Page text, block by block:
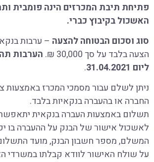
פתיחת תיבת המכרזים הינה פומבית
האשכולבקיבוץ כברי.
סוג וסכום הבטוחהלהצעה – ערבות
הצעה בלבד על סך 30,000 ₪.
הערבות
ליום 31.04.2021
.
ניתן לשלם עבור מסמכי המכרז
החברה או בהעברה בנקאיות בלבד.
תשלום באמצעות העברה בנקאית
לאשכול אישור של הבנק על ההעברה בו
המשלם, מספר חשבון הבנק, מועד
על שולח האישור לוודא קבלתו במשרדי